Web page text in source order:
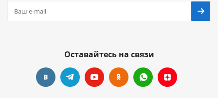
Оставайтесь на связи